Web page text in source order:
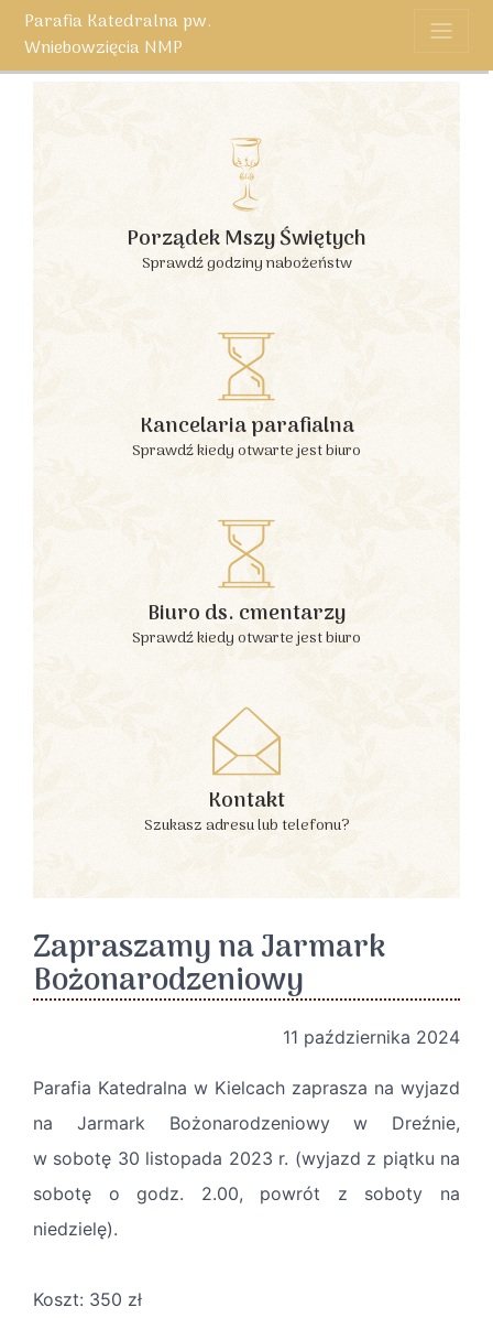
Parafia Katedralna pw.
Wniebowzięcia NMP
Porządek Mszy Świętych
Sprawdź godziny nabożeństw
Kancelaria parafialna
Sprawdź kiedy otwarte jest biuro
Biuro ds. cmentarzy
Sprawdź kiedy otwarte jest biuro
Kontakt
Szukasz adresu lub telefonu?
Zapraszamy na Jarmark
Bożonarodzeniowy
11 października 2024
Parafia Katedralna w Kielcach zaprasza na wyjazd
na Jarmark Bożonarodzeniowy w Dreźnie,
w sobotę 30 listopada 2023 r. (wyjazd z piątku na
sobotę o godz. 2.00, powrót z soboty na
niedzielę).
Koszt: 350 zł